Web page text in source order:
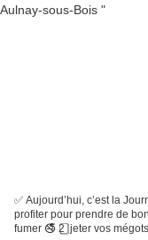
✅ Aujourd’hui, c’est la
profiter pour prendre de
fumer 🚭 2️ ⃣ jeter vos